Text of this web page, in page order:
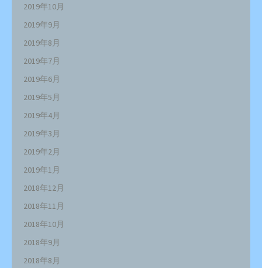
2019年10月
2019年9月
2019年8月
2019年7月
2019年6月
2019年5月
2019年4月
2019年3月
2019年2月
2019年1月
2018年12月
2018年11月
2018年10月
2018年9月
2018年8月